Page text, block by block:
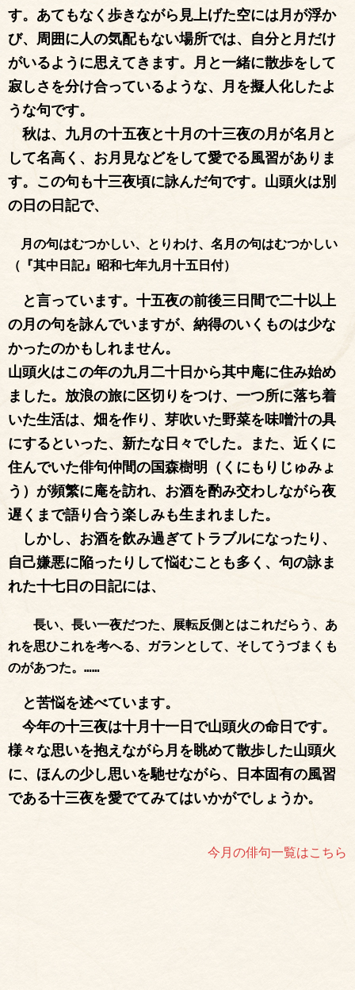
す。あてもなく歩きながら見上げた空には月が浮か
び、周囲に人の気配もない場所では、自分と月だけ
がいるように思えてきます。月と一緒に散歩をして
寂しさを分け合っているような、月を擬人化したよ
うな句です。
秋は、九月の十五夜と十月の十三夜の月が名月と
して名高く、お月見などをして愛でる風習がありま
す。この句も十三夜頃に詠んだ句です。山頭火は別
の日の日記で、
月の句はむつかしい、とりわけ、名月の句はむつかしい
（『其中日記』昭和七年九月十五日付）
と言っています。十五夜の前後三日間で二十以上
の月の句を詠んでいますが、納得のいくものは少な
かったのかもしれません。
山頭火はこの年の九月二十日から其中庵に住み始め
ました。放浪の旅に区切りをつけ、一つ所に落ち着
いた生活は、畑を作り、芽吹いた野菜を味噌汁の具
にするといった、新たな日々でした。また、近くに
住んでいた俳句仲間の国森樹明（くにもりじゅみょ
う）が頻繁に庵を訪れ、お酒を酌み交わしながら夜
遅くまで語り合う楽しみも生まれました。
しかし、お酒を飲み過ぎてトラブルになったり、
自己嫌悪に陥ったりして悩むことも多く、句の詠ま
れた十七日の日記には、
長い、長い一夜だつた、展転反側とはこれだらう、あ
れを思ひこれを考へる、ガランとして、そしてうづまくも
のがあつた。……
と苦悩を述べています。
今年の十三夜は十月十一日で山頭火の命日です。
様々な思いを抱えながら月を眺めて散歩した山頭火
に、ほんの少し思いを馳せながら、日本固有の風習
である十三夜を愛でてみてはいかがでしょうか。
今月の俳句一覧はこちら